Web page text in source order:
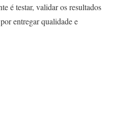
é testar, validar os resultados
entregar qualidade e